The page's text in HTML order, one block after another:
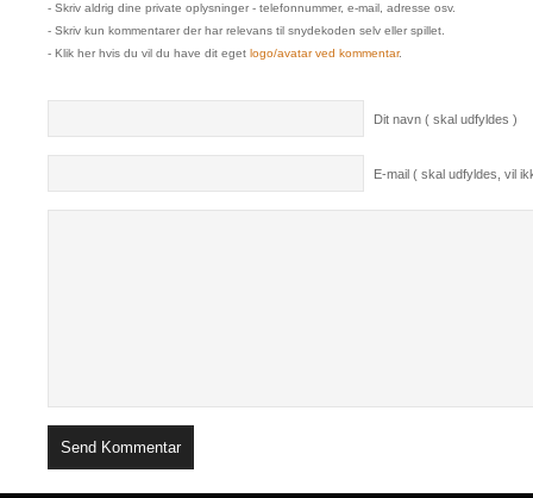
- Skriv aldrig dine private oplysninger - telefonnummer, e-mail, adresse osv.
- Skriv kun kommentarer der har relevans til snydekoden selv eller spillet.
- Klik her hvis du vil du have dit eget logo/avatar ved kommentar.
Dit navn ( skal udfyldes )
E-mail ( skal udfyldes, vil